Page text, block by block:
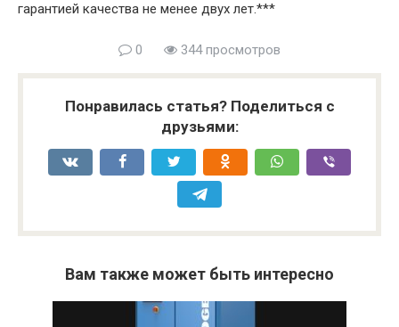
гарантией качества не менее двух лет.***
0 344 просмотров
Понравилась статья? Поделиться с
друзьями:
Вам также может быть интересно